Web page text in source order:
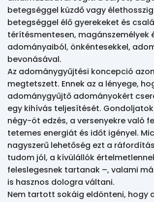
betegséggel küzdő vagy
betegséggel élő gyerekeket és
térítésmentesen, magánszemélyek
adományaiból, önkéntesekkel,
bevonásával.
Az adománygyűjtési koncepció
megtetszett. Ennek az a lényege,
adománygyűjtő adományokért
egy kihívás teljesítését.
négy-öt edzés, a versenyekre való
tetemes energiát és időt igényel.
nagyszerű lehetőség ezt a
tudom jól, a kívülállók
feleslegesnek tartanak –, valami
is hasznos dologra váltani.
Nem tartott sokáig eldönteni, hogy